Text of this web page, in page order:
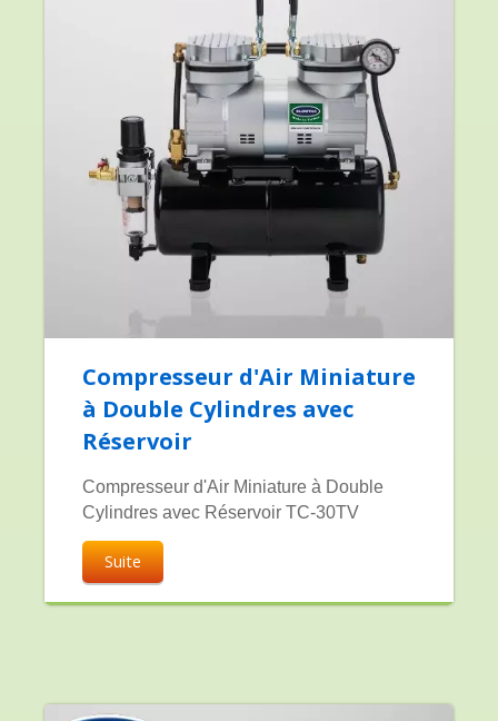
Compresseur d'Air Miniature
à Double Cylindres avec
Réservoir
Compresseur d'Air Miniature à Double
Cylindres avec Réservoir TC-30TV
Suite